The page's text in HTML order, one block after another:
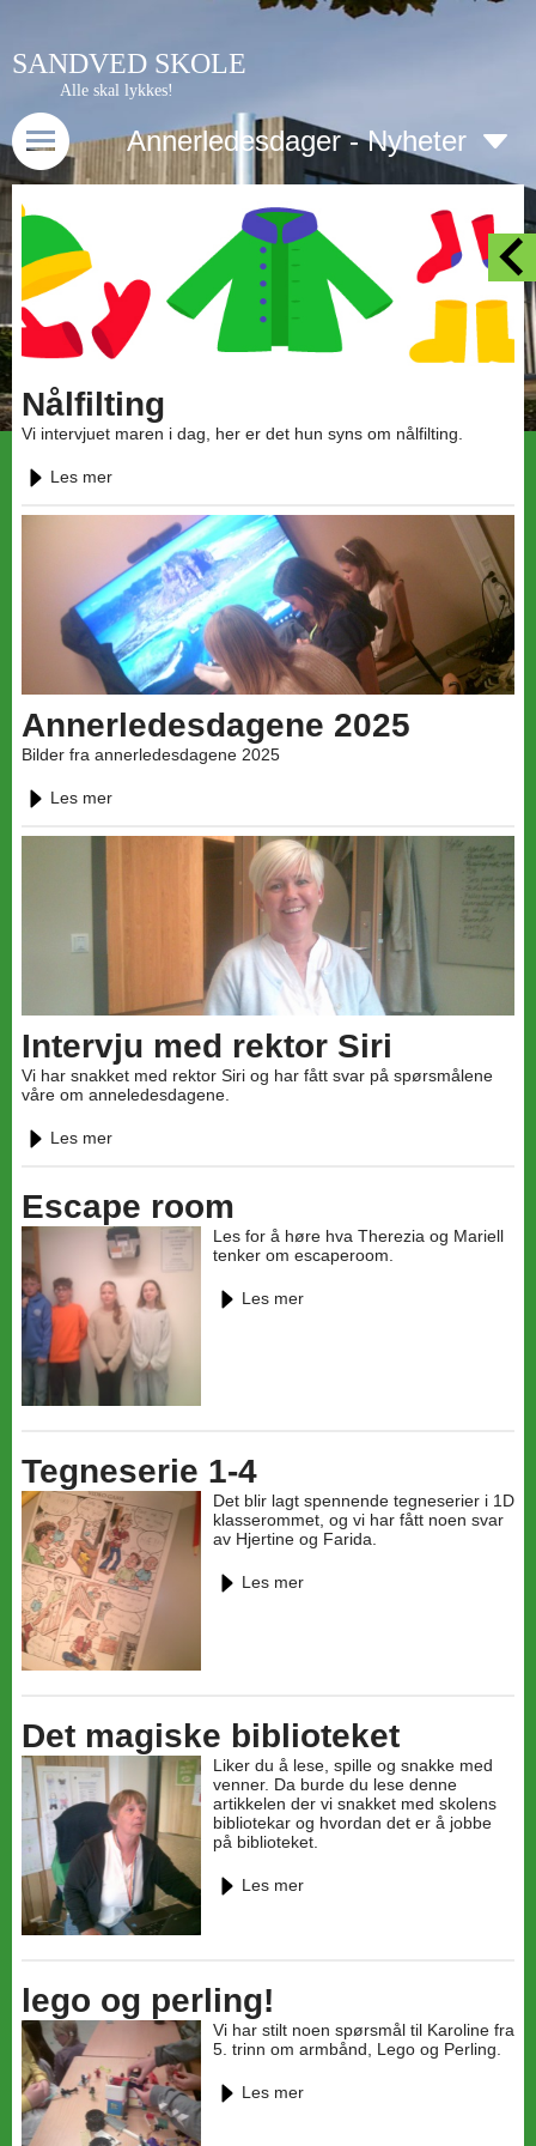
SANDVED SKOLE
Alle skal lykkes!
Annerledesdager - Nyheter
Nålfilting
Vi intervjuet maren i dag, her er det hun syns om nålfilting.
Les mer
Annerledesdagene 2025
Bilder fra annerledesdagene 2025
Les mer
Intervju med rektor Siri
Vi har snakket med rektor Siri og har fått svar på spørsmålene
våre om anneledesdagene.
Les mer
Escape room
Les for å høre hva Therezia og Mariell
tenker om escaperoom.
Les mer
Tegneserie 1-4
Det blir lagt spennende tegneserier i 1D
klasserommet, og vi har fått noen svar
av Hjertine og Farida.
Les mer
Det magiske biblioteket
Liker du å lese, spille og snakke med
venner. Da burde du lese denne
artikkelen der vi snakket med skolens
bibliotekar og hvordan det er å jobbe
på biblioteket.
Les mer
lego og perling!
Vi har stilt noen spørsmål til Karoline fra
5. trinn om armbånd, Lego og Perling.
Les mer